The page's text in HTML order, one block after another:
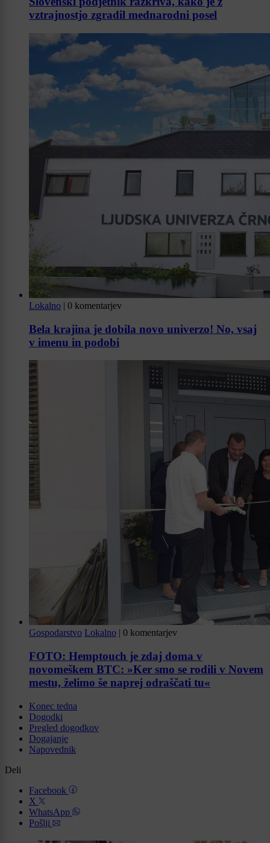
vztrajnostjo zgradil mednarodni posel
Lokalno | 0 komentarjev
Bela krajina je dobila novo univerzo! No, vsaj
v imenu in podobi
Gospodarstvo Lokalno | 0 komentarjev
FOTO: Hemptouch je zdaj doma v
novomeškem BTC: »Ker smo se rodili v Novem
mestu, želimo še naprej odraščati tu«
Konec tedna
Dogodki
Pregled dogodkov
Dogajanje
Napovednik
Deli
Facebook
X
WhatsApp
Pošlji